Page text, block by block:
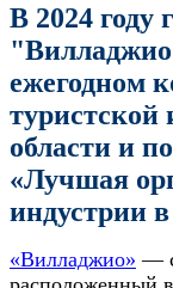
В 2024 году
ежегодном
туристской
области и
«Лучшая
индустрии
«Вилладжио» —